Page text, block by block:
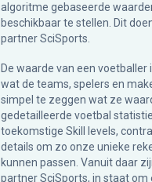
algoritme gebaseerde
beschikbaar te stellen. Dit
partnerSciSports
De waarde van een
wat de teams, spelers en
simpel te zeggen wat ze
gedetailleerde voetbal
toekomstige Skill levels,
details om zo onze unieke
kunnen passen. Vanuit daar
partner SciSports, in staat om